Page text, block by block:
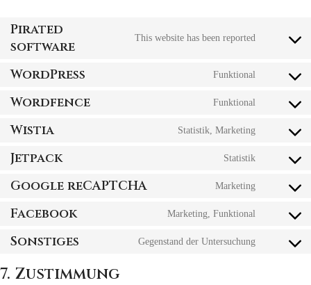
Pirated
software
This website has been reported
WordPress Funktional
Wordfence Funktional
Wistia Statistik, Marketing
Jetpack Statistik
Google reCAPTCHA Marketing
Facebook Marketing, Funktional
Sonstiges Gegenstand der Untersuchung
7. Zustimmung